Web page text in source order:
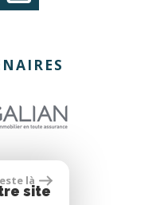
par là
site